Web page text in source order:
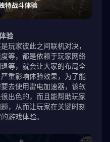
验
玩家彼此之间联机对决，
等，都是依赖于玩家网络
等，就会让大家的布局全
重影响体验效果，为了能
去使用雷电加速器，该软
出色的，而且能帮助玩家
，从而让玩家在关键时刻
游戏体验。